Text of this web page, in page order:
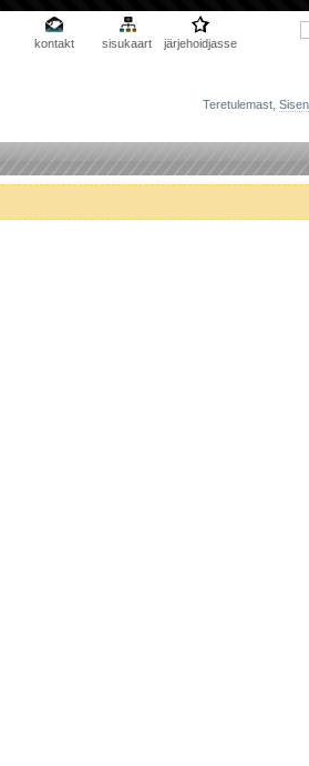
kontakt sisukaart järjehoidjasse
Teretulemast,